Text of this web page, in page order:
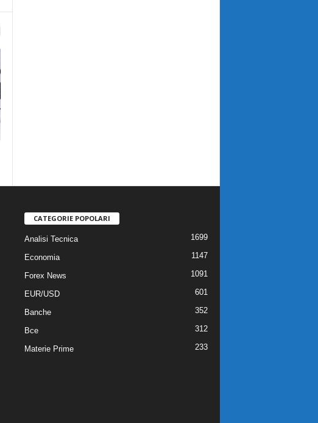
CATEGORIE POPOLARI
Analisi Tecnica 1699
Economia 1147
Forex News 1091
EUR/USD 601
Banche 352
Bce 312
Materie Prime 233